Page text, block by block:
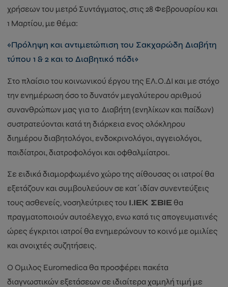
χρήσεων του μετρό Συντάγματος, στις 28 Φεβρουαρίου και
1 Μαρτίου, με θέμα:
«Πρόληψη και αντιμετώπιση του Σακχαρώδη Διαβήτη
τύπου 1 & 2 και το Διαβητικό πόδι»
Στο πλαίσιο του κοινωνικού έργου της ΕΛ.Ο.ΔΙ και με στόχο
την ενημέρωση όσο το δυνατόν μεγαλύτερου αριθμού
συνανθρώπων μας για το Διαβήτη (ενηλίκων και παίδων)
συστρατεύονται κατά τη διάρκεια ενος ολόκληρου
διημέρου διαβητολόγοι, ενδοκρινολόγοι, αγγειολόγοι,
παιδίατροι, διατροφολόγοι και οφθαλμίατροι.
Σε ειδικά διαμορφωμένο χώρο της αίθουσας οι ιατροί θα
εξετάζουν και συμβουλεύουν σε κατ΄ιδίαν συνεντεύξεις
τους ασθενείς, νοσηλεύτριες του Ι.ΙΕΚ ΣΒΙΕθα
πραγματοποιούν αυτοέλεγχο, ενω κατά τις απογευματινές
ώρες έγκριτοι ιατροί θα ενημερώνουν το κοινό με ομιλίες
και ανοιχτές συζητήσεις.
Ο Ομιλος Euromedica θα προσφέρει πακέτα
διαγνωστικών εξετάσεων σε ιδιαίτερα χαμηλή τιμή με